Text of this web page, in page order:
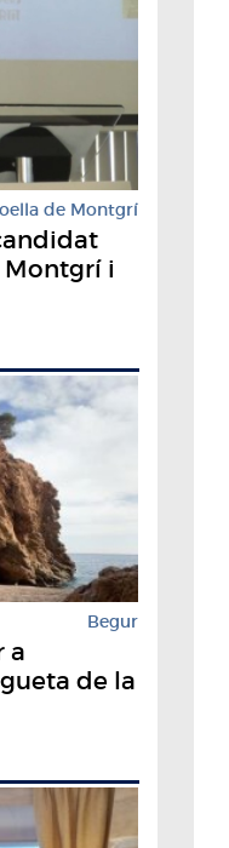
de Montgrí
Montgrí i
Begur
a
de la